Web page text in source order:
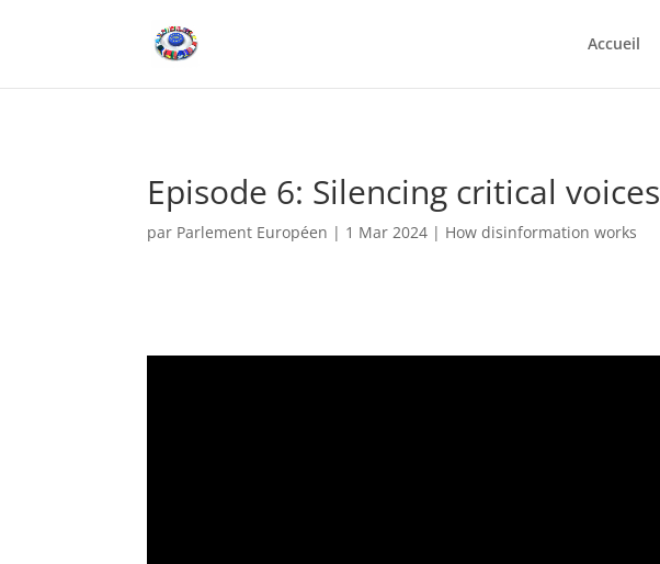
Accueil
Episode 6: Silencing critical voices
par Parlement Européen | 1 Mar 2024 | How disinformation works